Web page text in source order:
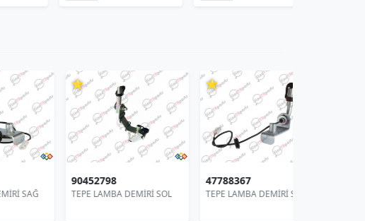
⭐
90452798
TEPE LAMBA DEMİRİ SOL
⭐
47788367
TEPE LAMBA DEMİRİ SOL